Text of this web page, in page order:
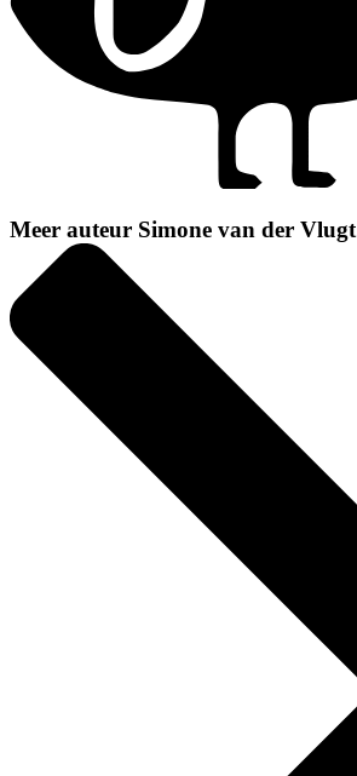
Meer auteur Simone van der Vlugt